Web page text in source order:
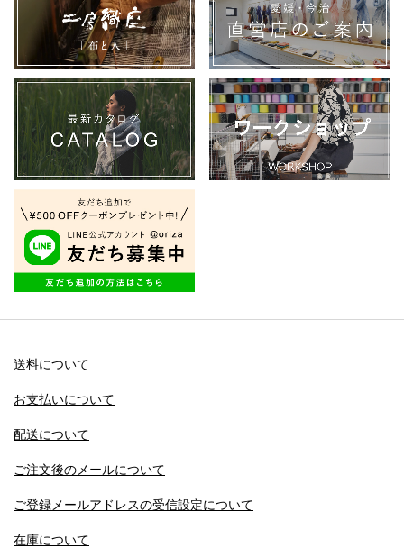
送料について
お支払いについて
配送について
ご注文後のメールについて
ご登録メールアドレスの受信設定について
在庫について